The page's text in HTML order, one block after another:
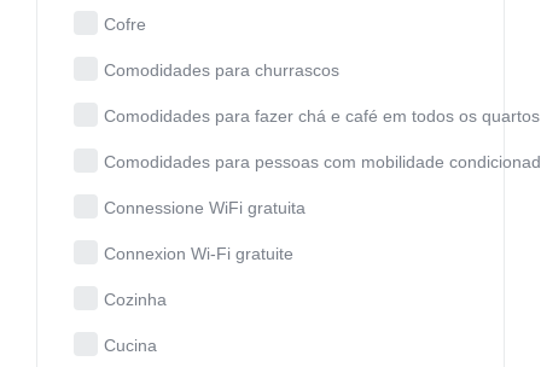
Cofre
Comodidades para churrascos
Comodidades para fazer chá e café em todos os quartos
Comodidades para pessoas com mobilidade
Connessione WiFi gratuita
Connexion Wi-Fi gratuite
Cozinha
Cucina